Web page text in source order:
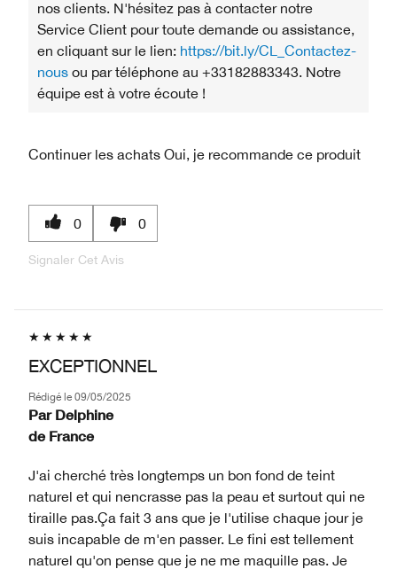
nos clients. N'hésitez pas à contacter notre
Service Client pour toute demande ou assistance,
en cliquant sur le lien: https://bit.ly/CL_Contactez-
nous ou par téléphone au +33182883343. Notre
équipe est à votre écoute !
Continuer les achats Oui, je recommande ce produit
0 0
Signaler Cet Avis
EXCEPTIONNEL
Rédigé le 09/05/2025
Par Delphine
de France
J'ai cherché très longtemps un bon fond de teint
naturel et qui nencrasse pas la peau et surtout qui ne
tiraille pas.Ça fait 3 ans que je l'utilise chaque jour je
suis incapable de m'en passer. Le fini est tellement
naturel qu'on pense que je ne me maquille pas. Je